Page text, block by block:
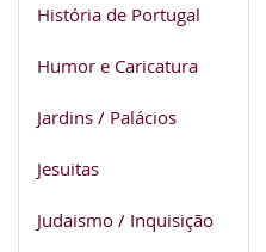
História de Portugal
Humor e Caricatura
Jardins / Palácios
Jesuitas
Judaismo / Inquisição